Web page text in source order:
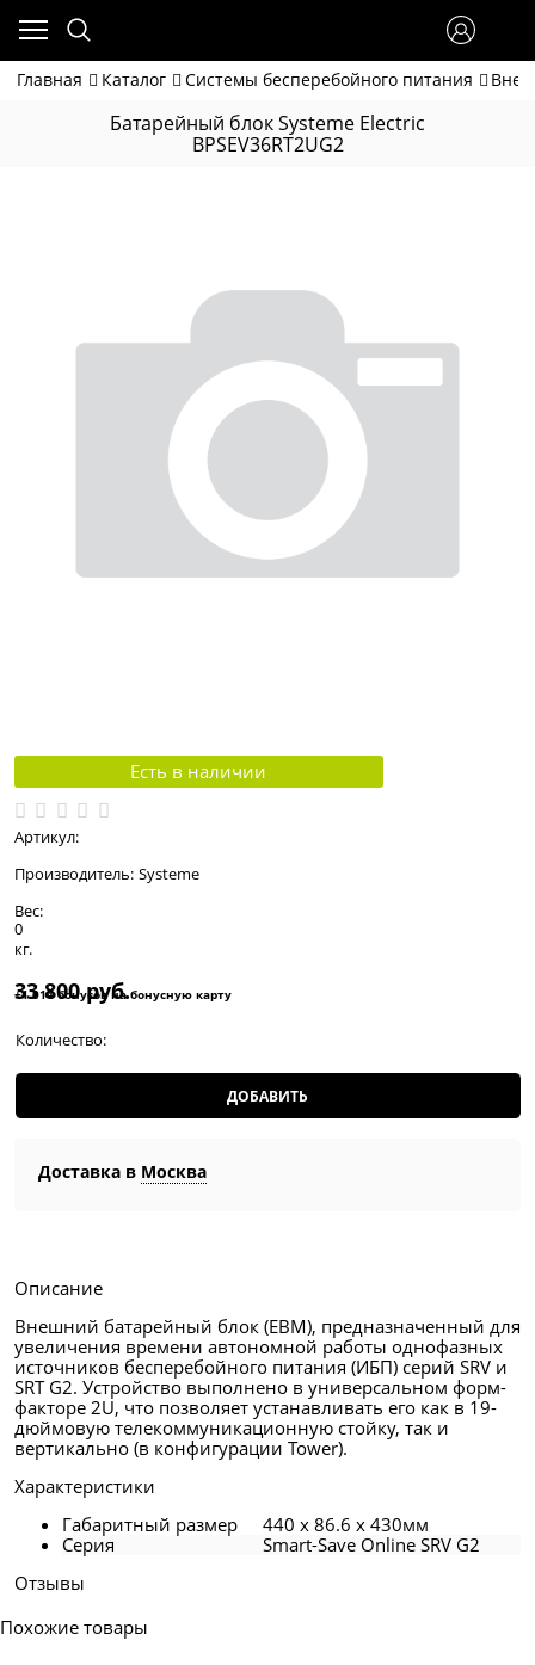
Главная Каталог Системы бесперебойного питания
Батарейный блок Systeme Electric
BPSEV36RT2UG2
Есть в наличии
Артикул:
Производитель: Systeme
Вес:
0
кг.
33 800 руб.
+1 014 бонусов на бонусную карту
Количество:
ДОБАВИТЬ
Доставка в Москва
Описание
Внешний батарейный блок (EBM), предназначенный для
увеличения времени автономной работы однофазных
источников бесперебойного питания (ИБП) серий SRV и
SRT G2. Устройство выполнено в универсальном форм-
факторе 2U, что позволяет устанавливать его как в 19-
дюймовую телекоммуникационную стойку, так и
вертикально (в конфигурации Tower).
Характеристики
Габаритный размер
440 x 86.6 x 430мм
Серия
Smart-Save Online SRV G2
Отзывы
Похожие товары